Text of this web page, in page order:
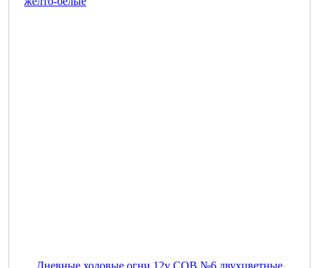
Дневные ходовые огни 12v COB №6 двухцветные